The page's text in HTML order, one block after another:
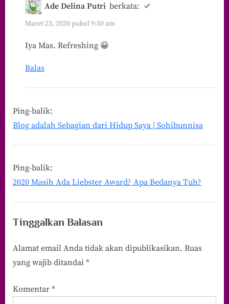
Ade Delina Putri berkata:
Maret 23, 2020 pukul 9:50 am
Iya Mas. Refreshing 😀
Balas
Ping-balik:
Blog adalah Sebagian dari Hidup Saya | Sohibunnisa
Ping-balik:
2020 Masih Ada Liebster Award? Apa Bedanya Tuh?
Tinggalkan Balasan
Alamat email Anda tidak akan dipublikasikan. Ruas
yang wajib ditandai *
Komentar *